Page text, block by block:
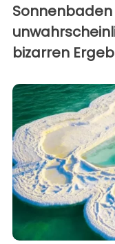
Sonnenbaden
bizarren